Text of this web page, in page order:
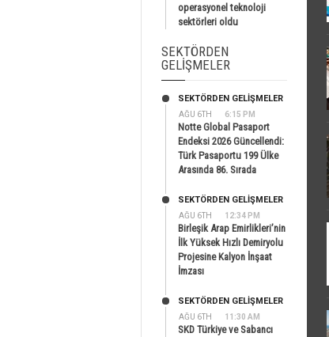
operasyonel teknoloji
sektörleri oldu
SEKTÖRDEN
GELIŞMELER
AĞU 6TH 6:15 PM
SEKTÖRDEN GELIŞMELER
Notte Global Pasaport
Endeksi 2026 Güncellendi:
Türk Pasaportu 199 Ülke
Arasında 86. Sırada
AĞU 6TH 12:34 PM
SEKTÖRDEN GELIŞMELER
Birleşik Arap Emirlikleri’nin
İlk Yüksek Hızlı Demiryolu
Projesine Kalyon İnşaat
İmzası
AĞU 6TH 11:30 AM
SEKTÖRDEN GELIŞMELER
SKD Türkiye ve Sabancı